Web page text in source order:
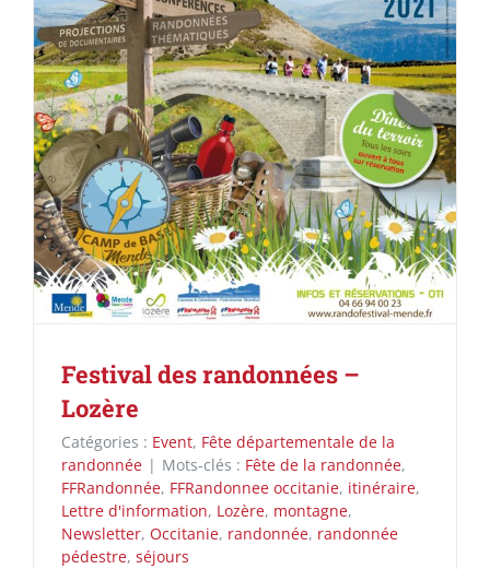
Festival des randonnées –
Lozère
Catégories : Event, Fête départementale de la
randonnée | Mots-clés : Fête de la randonnée,
FFRandonnée, FFRandonnee occitanie, itinéraire,
Lettre d'information, Lozère, montagne,
Newsletter, Occitanie, randonnée, randonnée
pédestre, séjours